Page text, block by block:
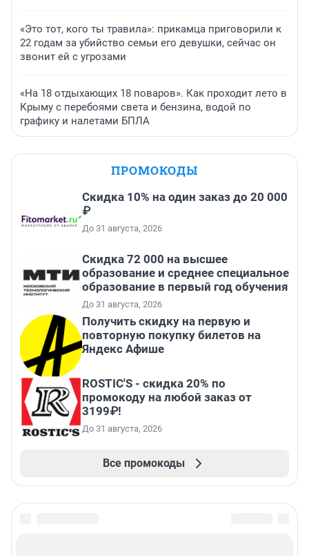
«Это тот, кого ты травила»: прикамца приговорили к
22 годам за убийство семьи его девушки, сейчас он
звонит ей с угрозами
«На 18 отдыхающих 18 поваров». Как проходит лето в
Крыму с перебоями света и бензина, водой по
графику и налетами БПЛА
ПРОМОКОДЫ
Скидка 10% на один заказ до 20 000
₽
До 31 августа, 2026
Скидка 72 000 на высшее
образование и среднее специальное
образование в первый год обучения
До 31 августа, 2026
Получить скидку на первую и
повторную покупку билетов на
Яндекс Афише
ROSTIC'S - скидка 20% по
промокоду на любой заказ от
3199₽!
До 31 августа, 2026
Все промокоды